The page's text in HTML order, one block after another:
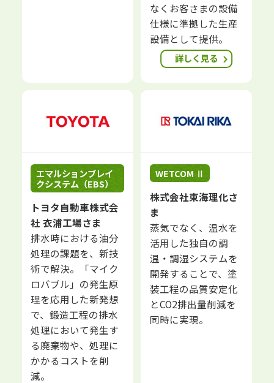
なくお客さまの設備
仕様に準拠した生産
設備として提供。
詳しく見る
エマルションブレイ
クシステム（EBS）
トヨタ自動車株式会
社 衣浦工場さま
排水時における油分
処理の課題を、新技
術で解決。「マイク
ロバブル」の発生原
理を応用した新発想
で、鍛造工程の排水
処理において発生す
る廃棄物や、処理に
かかるコストを削
減。
WETCOM Ⅱ
株式会社東海理化さ
ま
蒸気でなく、温水を
活用した独自の調
温・調湿システムを
開発することで、塗
装工程の品質安定化
とCO2排出量削減を
同時に実現。